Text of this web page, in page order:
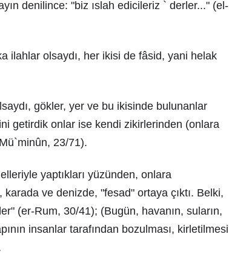
denilince: "biz ıslah edicileriz ` derler..." (el-
ilahlar olsaydı, her ikisi de fâsid, yani helak
gökler, yer ve bu ikisinde bulunanlar
getirdik onlar ise kendi zikirlerinden (onlara
23/71).
yaptıkları yüzünden, onlara
karada ve denizde, "fesad" ortaya çıktı. Belki,
(er-Rum, 30/41); (Bugün, havanın, suların,
insanlar tarafından bozulması, kirletilmesi